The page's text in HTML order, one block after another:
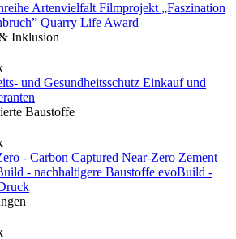
Artenvielfalt Filmprojekt „Faszination
Quarry Life Award
Inklusion
und Gesundheitsschutz Einkauf und
Baustoffe
- Carbon Captured Near-Zero Zement
- nachhaltigere Baustoffe evoBuild -